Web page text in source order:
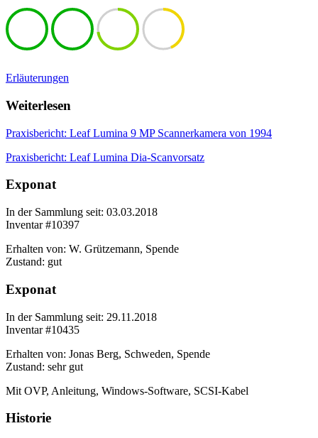
Erläuterungen
Weiterlesen
Praxisbericht: Leaf Lumina 9 MP Scannerkamera von 1994
Praxisbericht: Leaf Lumina Dia-Scanvorsatz
Exponat
In der Sammlung seit: 03.03.2018
Inventar #10397
Erhalten von: W. Grützemann, Spende
Zustand: gut
Exponat
In der Sammlung seit: 29.11.2018
Inventar #10435
Erhalten von: Jonas Berg, Schweden, Spende
Zustand: sehr gut
Mit OVP, Anleitung, Windows-Software, SCSI-Kabel
Historie